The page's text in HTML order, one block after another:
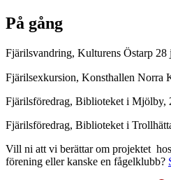
På gång
Fjärilsvandring, Kulturens Östarp 28
Fjärilsexkursion, Konsthallen Norra
Fjärilsföredrag, Biblioteket i Mjölby,
Fjärilsföredrag, Biblioteket i
Vill ni att vi berättar om projektet
förening eller kanske en fågelklubb?